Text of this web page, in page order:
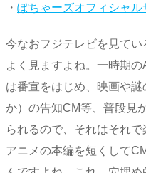
・ ぽちゃーズオフィシャル
今なおフジテレビを見てい
よく見ますよね。一時期
は番宣をはじめ、映画や
か）の告知CM等、普段見
られるので、それはそれ
アニメの本編を短くして